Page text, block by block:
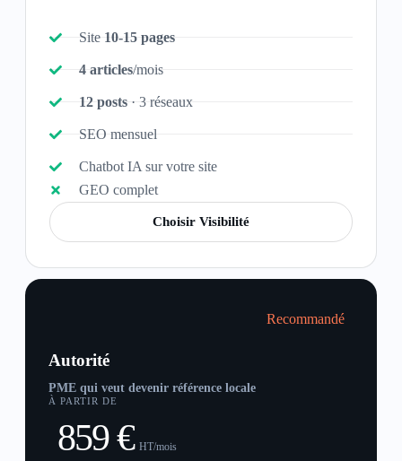
Site 10-15 pages
4 articles/mois
12 posts· 3 réseaux
SEO mensuel
Chatbot IA sur votre site
GEO complet
Choisir Visibilité
Recommandé
Autorité
PME qui veut devenir référence locale
À PARTIR DE
859 € HT/mois